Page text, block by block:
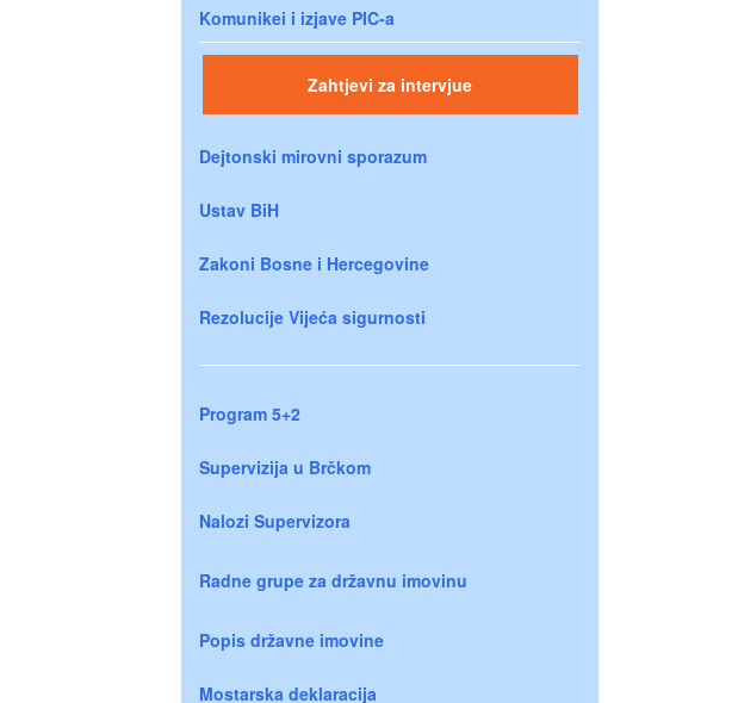
Komunikei i izjave PIC-a
Zahtjevi za intervjue
Dejtonski mirovni sporazum
Ustav BiH
Zakoni Bosne i Hercegovine
Rezolucije Vijeća sigurnosti
Program 5+2
Supervizija u Brčkom
Nalozi Supervizora
Radne grupe za državnu imovinu
Popis državne imovine
Mostarska deklaracija